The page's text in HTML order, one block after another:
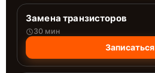
Замена транзисторов
30 мин
Записаться